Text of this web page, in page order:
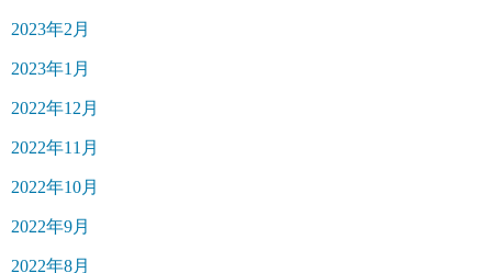
2023年2月
2023年1月
2022年12月
2022年11月
2022年10月
2022年9月
2022年8月